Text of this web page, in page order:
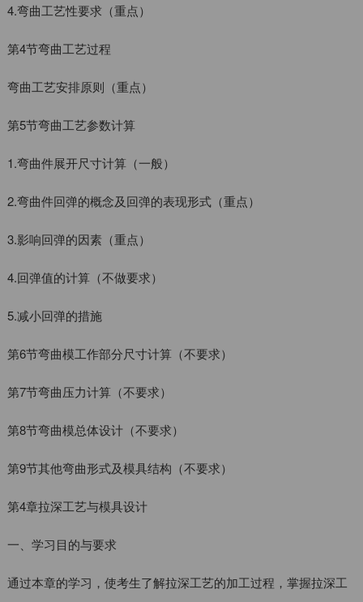
4.弯曲工艺性要求（重点）
第4节弯曲工艺过程
弯曲工艺安排原则（重点）
第5节弯曲工艺参数计算
1.弯曲件展开尺寸计算（一般）
2.弯曲件回弹的概念及回弹的表现形式（重点）
3.影响回弹的因素（重点）
4.回弹值的计算（不做要求）
5.减小回弹的措施
第6节弯曲模工作部分尺寸计算（不要求）
第7节弯曲压力计算（不要求）
第8节弯曲模总体设计（不要求）
第9节其他弯曲形式及模具结构（不要求）
第4章拉深工艺与模具设计
一、学习目的与要求
通过本章的学习，使考生了解拉深工艺的加工过程，掌握拉深工